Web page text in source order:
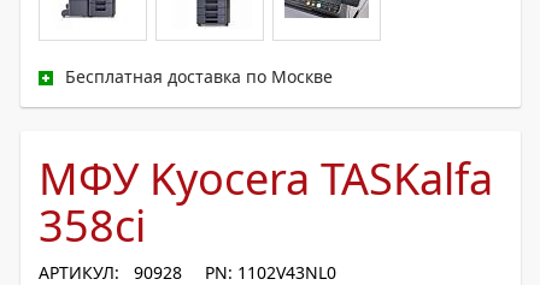
Бесплатная доставка по Москве
МФУ Kyocera TASKalfa
358ci
АРТИКУЛ: 90928 PN: 1102V43NL0